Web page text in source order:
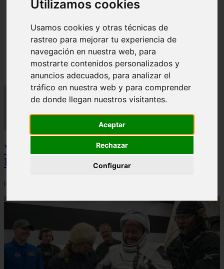
Utilizamos cookies
Usamos cookies y otras técnicas de
rastreo para mejorar tu experiencia de
navegación en nuestra web, para
mostrarte contenidos personalizados y
anuncios adecuados, para analizar el
tráfico en nuestra web y para comprender
de donde llegan nuestros visitantes.
Aceptar
Rechazar
Configurar
En África harán lo que parecía imposible: Utilizarán
moléculas de agua para cocinar sus alimentos
Video Advertencias desde la cúspide de la
IA: Hinton y el posible colapso social
06/03/2026